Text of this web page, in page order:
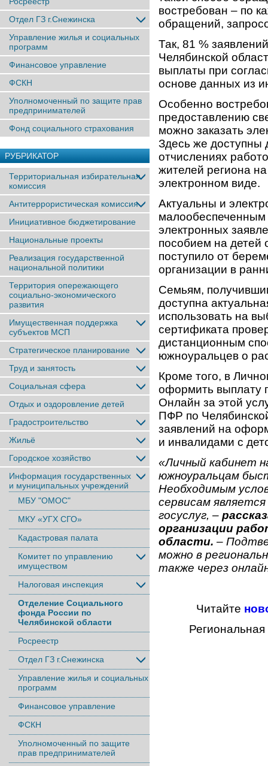
Отдел ГЗ г.Снежинска
Управление жилья и социальных
программ
Финансовое управление
ФСКН
Уполномоченный по защите прав
предпринимателей
Фонд социального страхования
РУБРИКАТОР
Территориальная избирательная
комиссия
Антитеррористическая комиссия
Инициативное бюджетирование
Национальные проекты
Реализация государственной
национальной политики
Территория опережающего
социально-экономического
развития
Имущественная поддержка
субъектов МСП
Стратегическое планирование
Труд и занятость
Социальная сфера
Отдых и оздоровление детей
Градостроительство
Жильё
Городское хозяйство
Информация государственных
и муниципальных учреждений
МБУ "ОМОС"
МКУ «УГХ СГО»
Кадастровая палата
Комитет по управлению
имуществом
Налоговая инспекция
Отделение Социального
фонда России по
Челябинской области
Росреестр
Отдел ГЗ г.Снежинска
Управление жилья и социальных
программ
Финансовое управление
ФСКН
Уполномоченный по защите
прав предпринимателей
востребован – по
обращений,
Так, 81 %
Челябинской
выплаты при
основе данных из
Особенно
предоставлению
можно заказать
Здесь же
отчислениях
жителей региона
электронном виде.
Актуальны и
электронных
пособием на детей
поступило от
организации в
Семьям,
доступна
использовать на
сертификата
дистанционным
южноуральцев о
Кроме того, в
оформить выплату
Онлайн за этой
ПФР по
заявлений на
и инвалидами с
«Личный кабинет
южноуральцам
Необходимым
сервисам
госуслуг, –
организации
области. –
можно в
также через
Читайте
Региональная